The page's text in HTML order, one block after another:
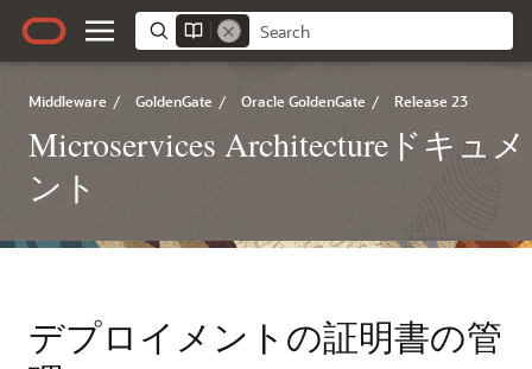
Middleware / GoldenGate / Oracle GoldenGate / Release 23
Microservices Architectureドキュメ
ント
デプロイメントの証明書の管